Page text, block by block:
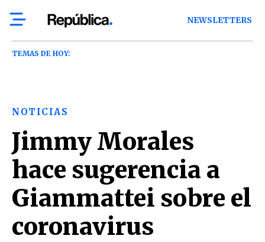
NEWSLETTERS
TEMAS DE HOY:
NOTICIAS
Jimmy Morales
hace sugerencia a
Giammattei sobre el
coronavirus